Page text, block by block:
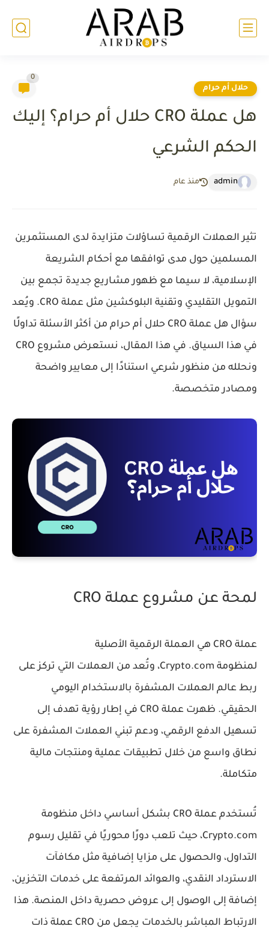
حلال أم حرام
0
هل عملة CRO حلال أم حرام؟ إليك
الحكم الشرعي
admin منذ عام
تثير العملات الرقمية تساؤلات متزايدة لدى المستثمرين
المسلمين حول مدى توافقها مع أحكام الشريعة
الإسلامية، لا سيما مع ظهور مشاريع جديدة تجمع بين
التمويل التقليدي وتقنية البلوكشين مثل عملة CRO. ويُعد
سؤال هل عملة CRO حلال أم حرام من أكثر الأسئلة تداولًا
في هذا السياق. في هذا المقال، نستعرض مشروع CRO
ونحلله من منظور شرعي استنادًا إلى معايير واضحة
ومصادر متخصصة.
لمحة عن مشروع عملة CRO
عملة CRO هي العملة الرقمية الأصلية
لمنظومة Crypto.com، وتُعد من العملات التي تركز على
ربط عالم العملات المشفرة بالاستخدام اليومي
الحقيقي. ظهرت عملة CRO في إطار رؤية تهدف إلى
تسهيل الدفع الرقمي، ودعم تبني العملات المشفرة على
نطاق واسع من خلال تطبيقات عملية ومنتجات مالية
متكاملة.
تُستخدم عملة CRO بشكل أساسي داخل منظومة
Crypto.com، حيث تلعب دورًا محوريًا في تقليل رسوم
التداول، والحصول على مزايا إضافية مثل مكافآت
الاسترداد النقدي، والعوائد المرتفعة على خدمات التخزين،
إضافة إلى الوصول إلى عروض حصرية داخل المنصة. هذا
الارتباط المباشر بالخدمات يجعل من CRO عملة ذات